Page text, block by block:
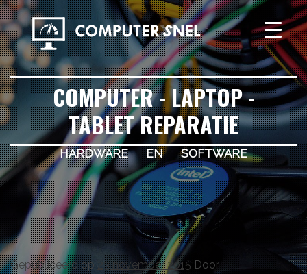
COMPUTER - LAPTOP -
TABLET REPARATIE
hardware en software
Gepubliceerd op23 november 2015 Door